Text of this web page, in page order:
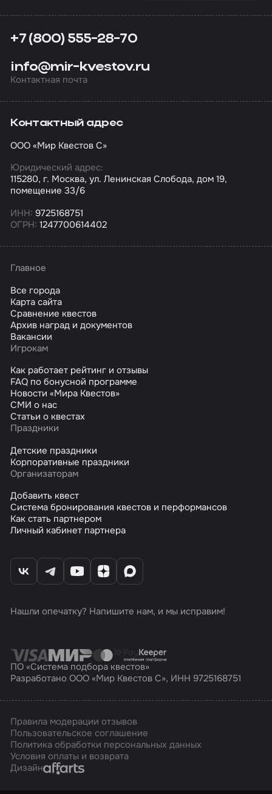
+7 (800) 555-28-70
info@mir-kvestov.ru
Контактная почта
Контактный адрес
ООО «Мир Квестов С»
Юридический адрес:
115280, г. Москва, ул. Ленинская Слобода, дом 19,
помещение 33/6
ИНН: 9725168751
ОГРН: 1247700614402
Главное
Все города
Карта сайта
Сравнение квестов
Архив наград и документов
Вакансии
Игрокам
Как работает рейтинг и отзывы
FAQ по бонусной программе
Новости «Мира Квестов»
СМИ о нас
Статьи о квестах
Праздники
Детские праздники
Корпоративные праздники
Организаторам
Добавить квест
Система бронирования квестов и перформансов
Как стать партнером
Личный кабинет партнера
Нашли опечатку? Напишите нам, и мы исправим!
ПО «Система подбора квестов»
Разработано ООО «Мир Квестов С», ИНН 9725168751
Правила модерации отзывов
Пользовательское соглашение
Политика обработки персональных данных
Условия оплаты и возврата
ДизайнAffarts